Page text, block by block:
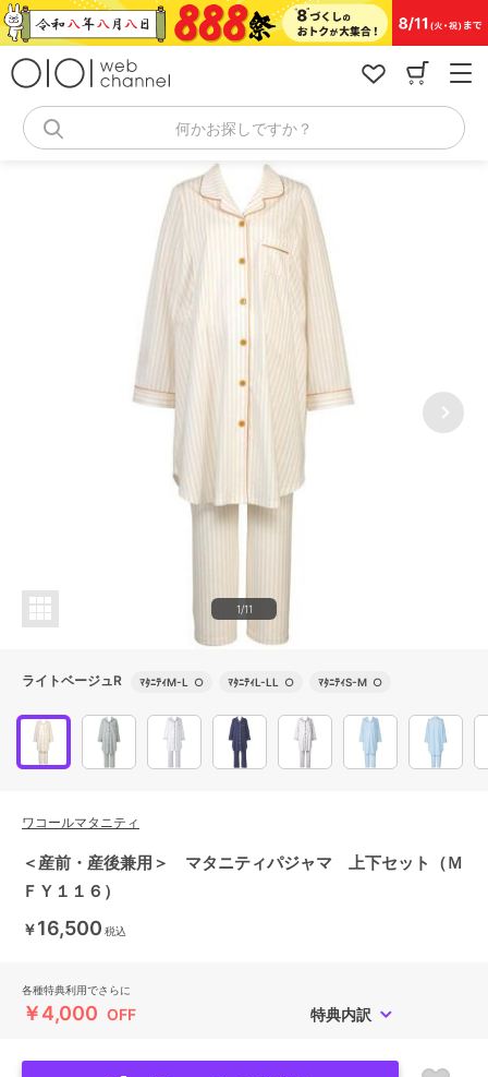
コ
ン
何かお探しですか？
1/11
ライトベージュR ﾏﾀﾆﾃｨM-L ○ ﾏﾀﾆﾃｨL-LL ○ ﾏﾀﾆﾃｨS-M ○
ワコールマタニティ
＜産前・産後兼用＞ マタニティパジャマ 上下セット（Ｍ
ＦＹ１１６）
￥16,500 税込
各種特典利用でさらに
￥4,000 OFF 特典内訳